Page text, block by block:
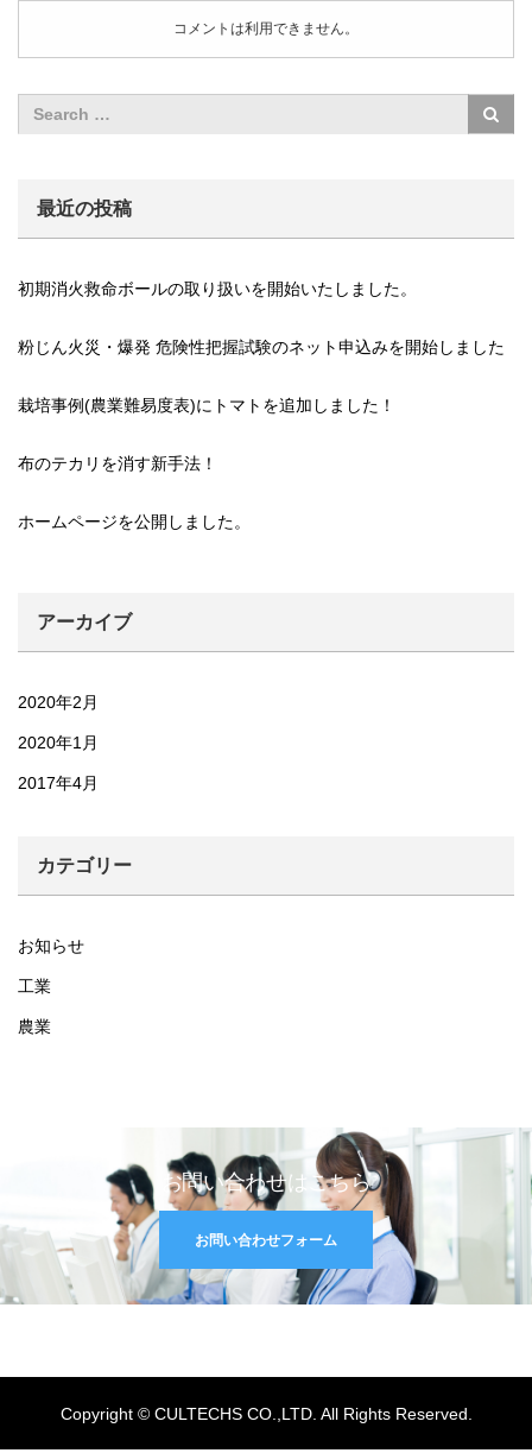
コメントは利用できません。
最近の投稿
初期消火救命ボールの取り扱いを開始いたしました。
粉じん火災・爆発 危険性把握試験のネット申込みを開始しました
栽培事例(農業難易度表)にトマトを追加しました！
布のテカリを消す新手法！
ホームページを公開しました。
アーカイブ
2020年2月
2020年1月
2017年4月
カテゴリー
お知らせ
工業
農業
お問い合わせはこちら
お問い合わせフォーム
Copyright © CULTECHS CO.,LTD. All Rights Reserved.